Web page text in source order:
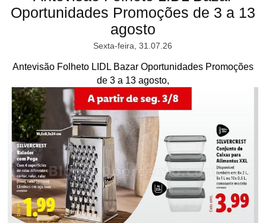
Oportunidades Promoções de 3 a 13
agosto
Sexta-feira, 31.07.26
Antevisão Folheto LIDL Bazar Oportunidades Promoções
de 3 a 13 agosto,